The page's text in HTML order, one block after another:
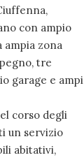
con ampio
ampia zona
tre
garage e ampi
corso degli
un servizio
abitativi,